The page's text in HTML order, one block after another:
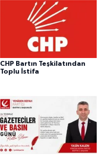
CHP Bartın Teşkilatından
Toplu İstifa